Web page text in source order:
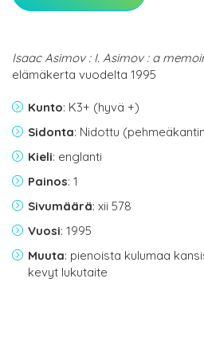
Isaac Asimov : I. Asimov : a
elämäkerta vuodelta 1995
Kunto: K3+ (hyvä +)
Sidonta: Nidottu
Kieli: englanti
Painos: 1
Sivumäärä: xii 578
Vuosi: 1995
Muuta: pienoista kulumaa
kevyt lukutaite